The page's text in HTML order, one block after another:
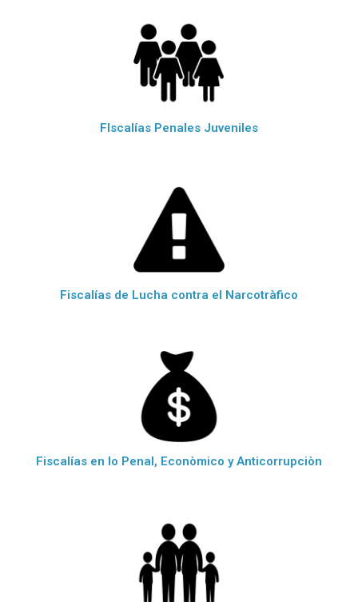
FIscalías Penales Juveniles
Fiscalías de Lucha contra el Narcotràfico
Fiscalías en lo Penal, Econòmico y Anticorrupciòn